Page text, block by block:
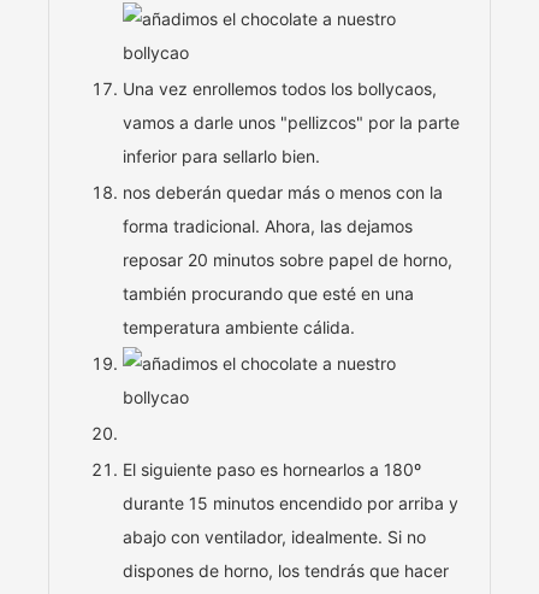
Una vez enrollemos todos los bollycaos,
vamos a darle unos "pellizcos" por la parte
inferior para sellarlo bien.
nos deberán quedar más o menos con la
forma tradicional. Ahora, las dejamos
reposar 20 minutos sobre papel de horno,
también procurando que esté en una
temperatura ambiente cálida.
El siguiente paso es hornearlos a 180º
durante 15 minutos encendido por arriba y
abajo con ventilador, idealmente. Si no
dispones de horno, los tendrás que hacer